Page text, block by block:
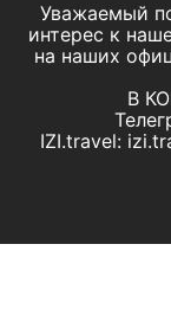
Уважаемый
интерес к
на наших
В
IZI.travel: